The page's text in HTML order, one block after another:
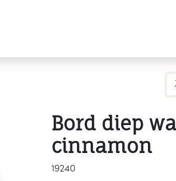
Bord diep
cinnamon
19240